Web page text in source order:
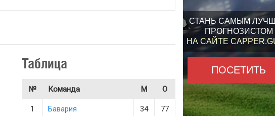
СТАНЬ САМЫМ
ПРОГНОЗИСТОМ
НА САЙТЕ
ПОСЕТИТЬ
Таблица
№ Команда М О
1 Бавария 34 77